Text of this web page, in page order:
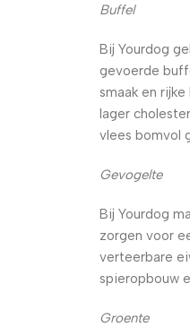
Buffel
Bij Yourdog
gevoerde
smaak en
lager
vlees bomvol
Gevogelte
Bij Yourdog
zorgen voor
verteerbare
spieropbouw
Groente